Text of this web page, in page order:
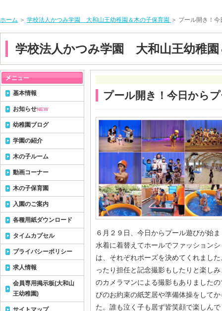
ホーム ＞ 学校法人かつみ学園 大和山王幼稚園＆木の子保育園 ＞ プール開き！
学校法人かつみ学園 大和山王幼稚園
プール開き！今日から
６月２９日、今日からプール遊びが始
水着に着替えてホールでファッション
は、それぞれポーズを決めてくれまし
ったり担任と記念撮影もしたりと楽し
のカメラマンによる撮影もありました
びのお約束の紙芝居や準備体操をして
た。誰も泣く子も居ず皆笑顔で楽しん
基本情報
お知らせNEW
幼稚園ブログ
学園の紹介
木の子ルーム
動画コーナー
木の子保育園
入園のご案内
各種用紙ダウンロード
タイムカプセル
プライバシーポリシー
求人情報
会員専用掲示板(大和山
王幼稚園)
サイトマップ